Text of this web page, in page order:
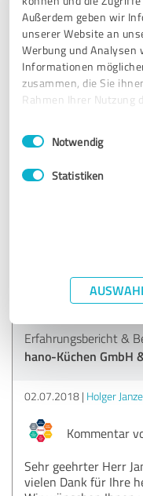
Außerdem geben wir
unserer Website an
Werbung und
Informationen
zusammen, die Sie
Rahmen Ihrer Nutzung
Impressum
Einwilligungsauswahl
Notwendig
Statistiken
08.12.2018 Anonym
Kommentar
Vielen Dank für Ihre
Herzlichen Gruß
Erfahrungsbericht &
hano-Küchen GmbH
02.07.2018 Holger
Kommentar
Sehr geehrter Herr
vielen Dank für Ihre